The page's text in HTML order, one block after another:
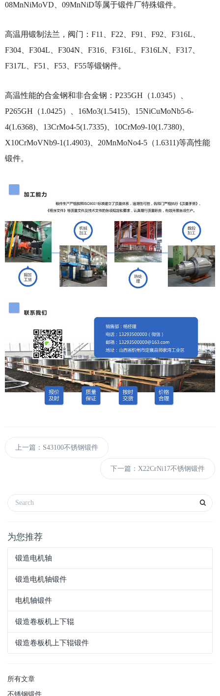
08MnNiMoVD、09MnNiD等属于锻件厂特殊锻件。
高温用锻制法兰，阀门：F11、F22、F91、F92、F316L、
F304、F304L、F304N、F316、F316L、F316LN、F317、
F317L、F51、F53、F55等锻钢件。
高温性能的合金钢和非合金钢：P235GH（1.0345）、
P265GH（1.0425）、16Mo3(1.5415)、15NiCuMoNb5-6-
4(1.6368)、13CrMo4-5(1.7335)、10CrMo9-10(1.7380)、
X10CrMoVNb9-1(1.4903)、20MnMoNo4-5（1.6311)等高性能
锻件。
上一篇：S43100不锈钢锻件
下一篇：X22CrNi17不锈钢锻件
为您推荐
锻造电机轴
锻造电机轴锻件
电机轴锻件
锻造卷板机上下辊
锻造卷板机上下辊锻件
所有文章
不锈钢锻件